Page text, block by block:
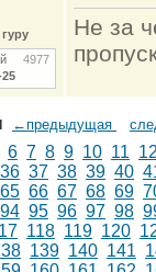
4977
25
Не за
←предыдущая
6 7 8 9 10 11
36 37 38 39 40
65 66 67 68 69
94 95 96 97 98
118 119 120
139 140 141